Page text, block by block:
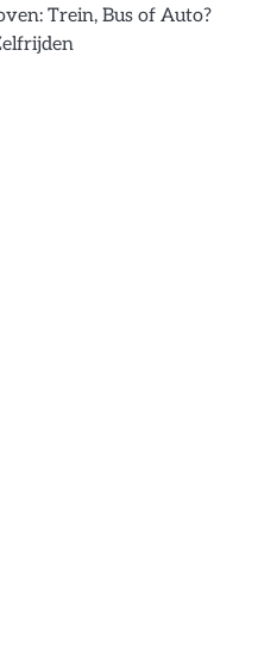
Trein, Bus of Auto?